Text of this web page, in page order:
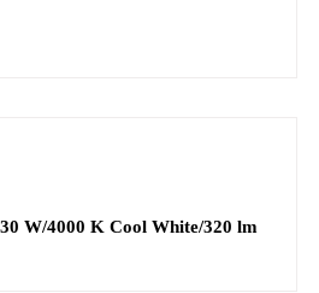
W/4000 K Cool White/320 lm